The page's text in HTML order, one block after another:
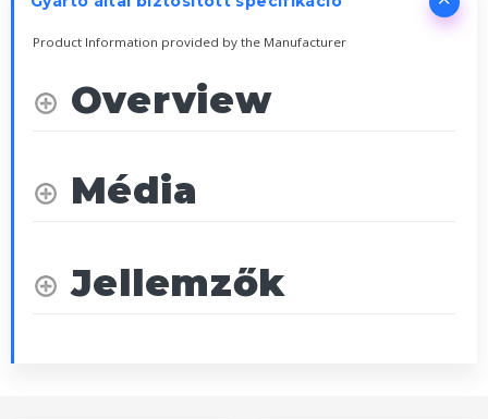
Product Information provided by the Manufacturer
Overview
Média
Jellemzők